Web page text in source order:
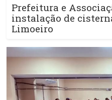
Prefeitura e
instalação de
Limoeiro